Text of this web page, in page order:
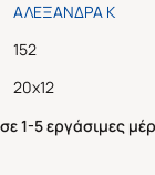
ΑΛΕΞΑΝΔΡΑ Κ
152
20x12
1-5 εργάσιμες